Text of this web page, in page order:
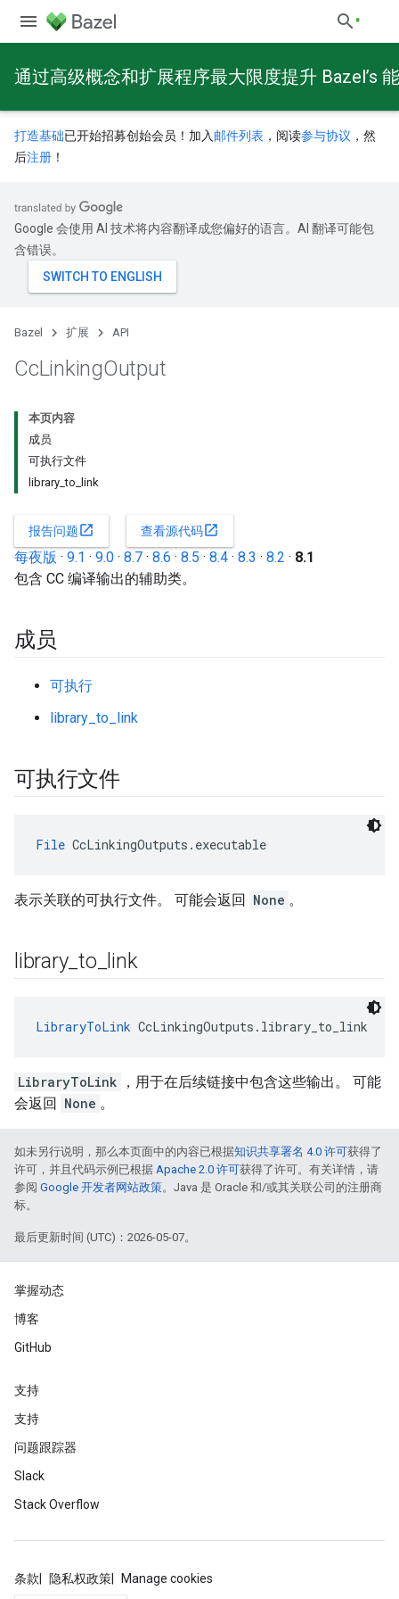
通过高级概念和扩展程序最大限度提升 Bazel’s
打造基础已开始招募创始会员！加入 邮件列表 ，阅读参与协议 ，然
后注册 ！
Google 会使用 AI 技术将内容翻译成您偏好的语言。AI 翻译可能包
含错误。
Bazel 扩展 API
CcLinkingOutput
本页内容
成员
可执行文件
library_to_link
报告问题open_in_new 查看源代码open_in_new
每夜版 · 9.1 · 9.0 · 8.7 · 8.6 · 8.5 · 8.4 · 8.3 · 8.2 · 8.1
包含 CC 编译输出的辅助类。
成员
可执行
library_to_link
可执行文件
File CcLinkingOutputs.executable
表示关联的可执行文件。 可能会返回 None 。
library_to link
LibraryToLink CcLinkingOutputs.library_to_link
LibraryToLink
，用于在后续链接中包含这些输出。 可能
会返回 None 。
如未另行说明，那么本页面中的内容已根据知识共享署名 4.0 许可获得了
许可，并且代码示例已根据 Apache 2.0 许可获得了许可。有关详情，请
参阅 Google 开发者网站政策。Java 是 Oracle 和/或其关联公司的注册商
标。
最后更新时间 (UTC)：2026-05-07。
掌握动态
博客
GitHub
支持
支持
问题跟踪器
Slack
Stack Overflow
条款 隐私权政策 Manage cookies